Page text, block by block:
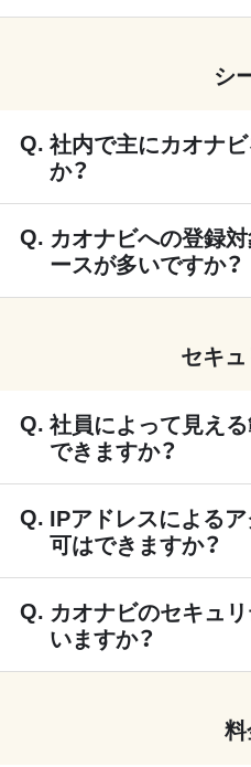
シ
社内で主にカオナ
か？
カオナビへの登録
ースが多いですか？
セキ
社員によって見え
できますか？
IPアドレスによる
可はできますか？
カオナビのセキュ
いますか？